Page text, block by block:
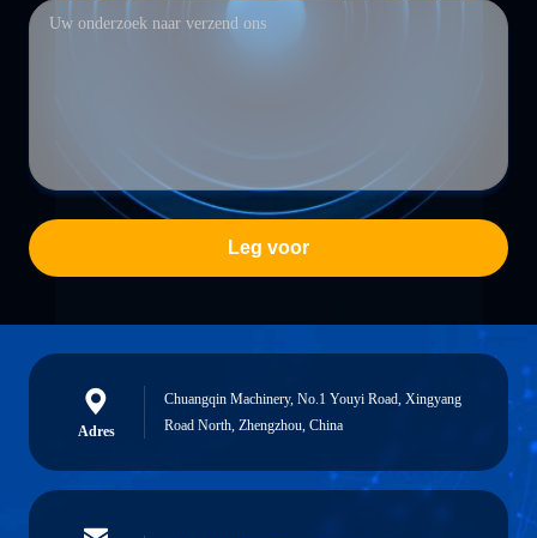
Leg voor
Adres
Chuangqin Machinery, No.1 Youyi Road, Xingyang
Road North, Zhengzhou, China